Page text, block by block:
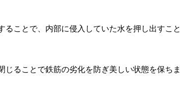
ことで、内部に侵入していた水を押し出すこと
ることで鉄筋の劣化を防ぎ美しい状態を保ちま